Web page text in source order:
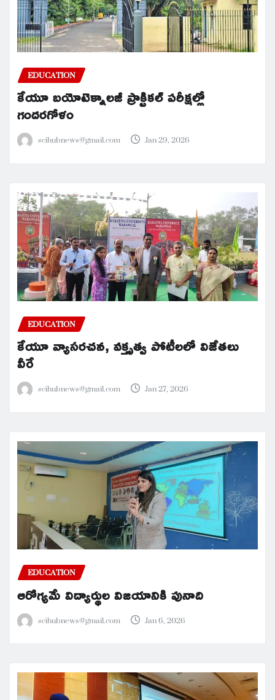
EDUCATION
కేయూ బయోటెక్నాలజీ ప్రాక్టికల్ పరీక్షల్లో
గందరగోళం
scihubnews@gmail.com Jan 29, 2026
EDUCATION
కేయూ వ్యాసరచన, వక్తృత్వ పోటీలలో విజేతలు
వీరే
scihubnews@gmail.com Jan 27, 2026
EDUCATION
ఆరోగ్యమే విద్యార్థుల విజయానికి పునాది
scihubnews@gmail.com Jan 6, 2026